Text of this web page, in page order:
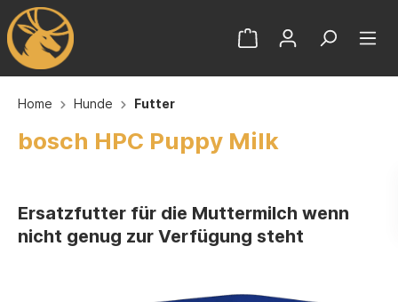
Home Hunde Futter
bosch HPC Puppy Milk
Ersatzfutter für die Muttermilch wenn
nicht genug zur Verfügung steht